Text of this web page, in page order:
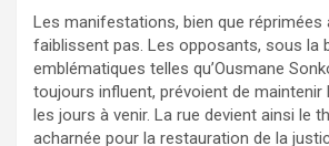
Les manifestations, bien que réprimées
faiblissent pas. Les opposants, sous la
emblématiques telles qu’Ousmane
toujours influent, prévoient de maintenir
les jours à venir. La rue devient ainsi le
acharnée pour la restauration de la